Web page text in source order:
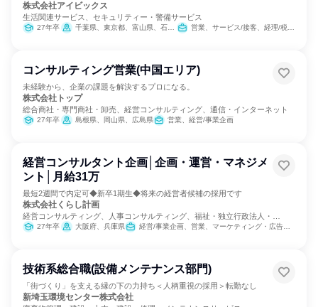
株式会社アイビックス
生活関連サービス、セキュリティー・警備サービス
27年卒 千葉県、東京都、富山県、石川県、福井県、滋賀県、京都府 営業、サービス/接客、経理/税務/財務、人事、総務、IT、広報/IR、マーケティング・広告・宣伝、経営/事業企画
コンサルティング営業(中国エリア)
未経験から、企業の課題を解決するプロになる。
株式会社トップ
総合商社・専門商社・卸売、経営コンサルティング、通信・インターネット
27年卒 島根県、岡山県、広島県 営業、経営/事業企画
経営コンサルタント企画│企画・運営・マネジメ
ント│月給31万
最短2週間で内定可◆新卒1期生◆将来の経営者候補の採用です
株式会社くらし計画
経営コンサルティング、人事コンサルティング、福祉・独立行政法人・
NGO・NPO
27年卒 大阪府、兵庫県 経営/事業企画、営業、マーケティング・広告・宣伝
技術系総合職(設備メンテナンス部門)
「街づくり」を支える縁の下の力持ち＜人柄重視の採用＞転勤なし
新埼玉環境センター株式会社